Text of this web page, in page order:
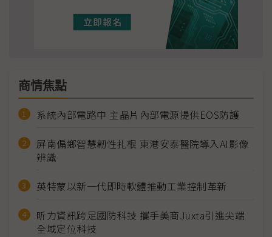
商情焦點
系統內部電路中 主晶片內部電源提供EOS防護
屏南偏鄉智慧韌性扎根 東港安泰醫院導入AI影像
辨識
英特蒙以新一代即時軟體推動工業控制革新
昕力資訊跨足國防科技 攜手美商Juxta引進尖端
全域定位科技